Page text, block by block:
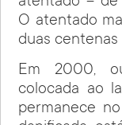
O atentado
duas centenas
Em 2000,
colocada ao
permanece